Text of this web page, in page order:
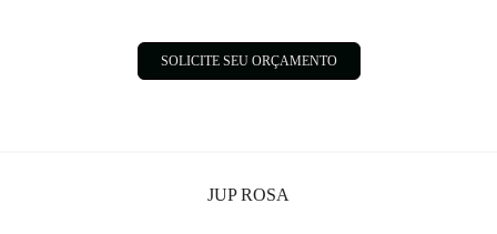
SOLICITE SEU ORÇAMENTO
JUP ROSA